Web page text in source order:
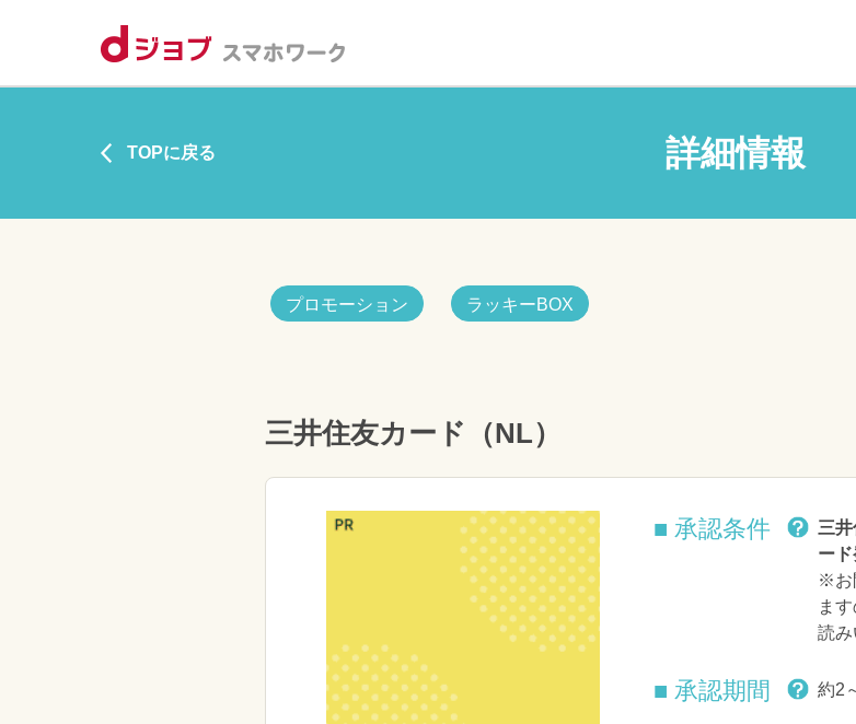
詳細情報
TOPに戻る
プロモーション ラッキーBOX
■ 承認条件
三
ー
※お
ま
読み
■ 承認期間 約2